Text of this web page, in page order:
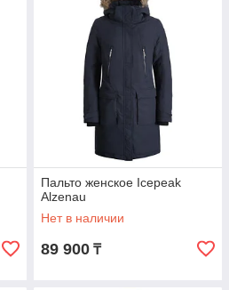
Пальто женское Icepeak
Alzenau
Нет в наличии
89 900 ₸